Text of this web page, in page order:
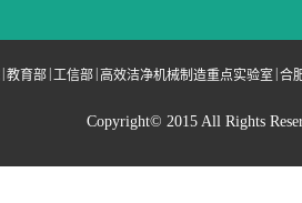
|教育部 | 工信部 |高效洁净机械制造重点实验室 |合
Copyright© 2015 All Rights